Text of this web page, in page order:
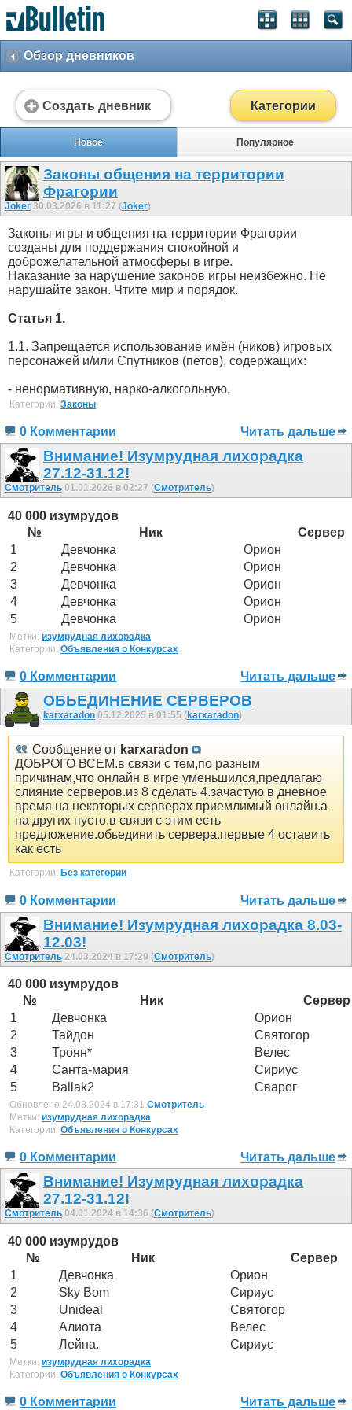
Обзор дневников
Создать дневник Категории
Новое Популярное
Законы общения на территории
Фрагории
Joker 30.03.2026 в 11:27 (Joker)
Законы игры и общения на территории Фрагории
созданы для поддержания спокойной и
доброжелательной атмосферы в игре.
Наказание за нарушение законов игры неизбежно. Не
нарушайте закон. Чтите мир и порядок.
Статья 1.
1.1. Запрещается использование имён (ников) игровых
персонажей и/или Спутников (петов), содержащих:
- ненормативную, нарко-алкогольную,
Категории: Законы
0 Комментарии Читать дальше
Внимание! Изумрудная лихорадка
27.12-31.12!
Смотритель 01.01.2026 в 02:27 (Смотритель)
40 000 изумрудов
№
Ник
Сервер
1
Девчонка
Орион
2
Девчонка
Орион
3
Девчонка
Орион
4
Девчонка
Орион
5
Девчонка Орион
Метки: изумрудная лихорадка
Категории: Объявления о Конкурсах
0 Комментарии Читать дальше
ОБЬЕДИНЕНИЕ СЕРВЕРОВ
karxaradon 05.12.2025 в 01:55 (karxaradon)
Сообщение от karxaradon
ДОБРОГО ВСЕМ.в связи с тем,по разным
причинам,что онлайн в игре уменьшился,предлагаю
слияние серверов.из 8 сделать 4.зачастую в дневное
время на некоторых серверах приемлимый онлайн.а
на других пусто.в связи с этим есть
предложение.обьединить сервера.первые 4 оставить
как есть
Категории: Без категории
0 Комментарии Читать дальше
Внимание! Изумрудная лихорадка 8.03-
12.03!
Смотритель 24.03.2024 в 17:29 (Смотритель)
40 000 изумрудов
№
Ник
Сервер
1
Девчонка
Орион
2
Тайдон
Святогор
3
Троян*
Велес
4
Санта-мария
Сириус
5
Ballak2 Сварог
Обновлено 24.03.2024 в 17:31 Смотритель
Метки: изумрудная лихорадка
Категории: Объявления о Конкурсах
0 Комментарии Читать дальше
Внимание! Изумрудная лихорадка
27.12-31.12!
Смотритель 04.01.2024 в 14:36 (Смотритель)
40 000 изумрудов
№
Ник
Сервер
1
Девчонка
Орион
2
Sky Bom
Сириус
3
Unideal
Святогор
4
Алиота
Велес
5
Лейна. Сириус
Метки: изумрудная лихорадка
Категории: Объявления о Конкурсах
0 Комментарии Читать дальше